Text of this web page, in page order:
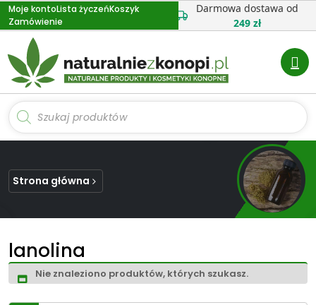
Przejdź
do
treści
Moje kontoLista życzeńKoszyk
Zamówienie
Darmowa dostawa od
249 zł
Wyszukiwarka
produktów
Strona główna
lanolina
Nie znaleziono produktów, których szukasz.